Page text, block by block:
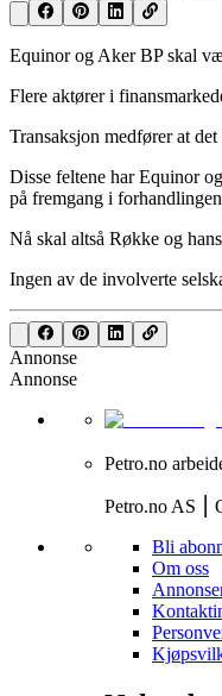
Equinor og Aker BP skal
Flere aktører i
Transaksjon medfører at
Disse feltene har Equinor
på fremgang i
Nå skal altså Røkke og
Ingen av de involverte
Annonse
Annonse
Petro.no
Petro.no AS ⎮
Bli
Om oss